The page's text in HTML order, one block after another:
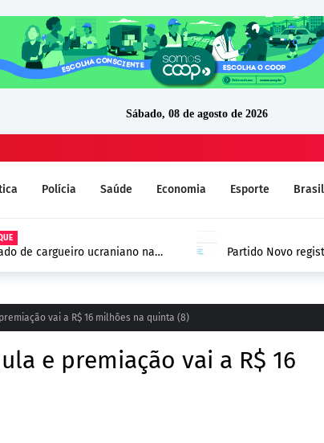
Sábado, 08 de agosto de 2026
Polícia Saúde Economia Esporte Brasil
de cargueiro ucraniano na
Partido Novo
vai a R$ 16 milhões na quinta (8)
e premiação vai a R$ 16